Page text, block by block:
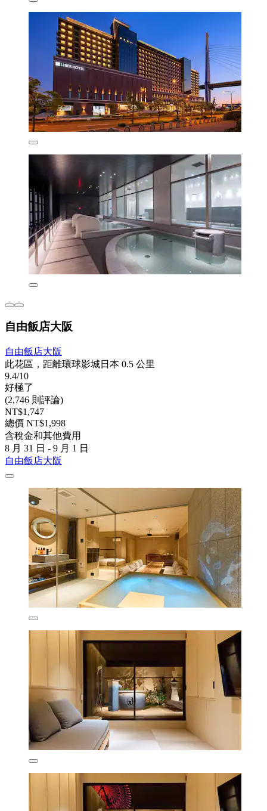
自由飯店大阪
自由飯店大阪
此花區，距離環球影城日本 0.5 公里
9.4/10
好極了
(2,746 則評論)
NT$1,747
總價 NT$1,998
含稅金和其他費用
8 月 31 日 - 9 月 1 日
自由飯店大阪